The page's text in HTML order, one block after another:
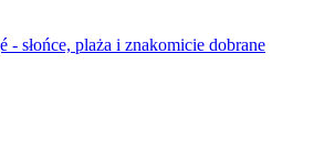
- słońce, plaża i znakomicie dobrane